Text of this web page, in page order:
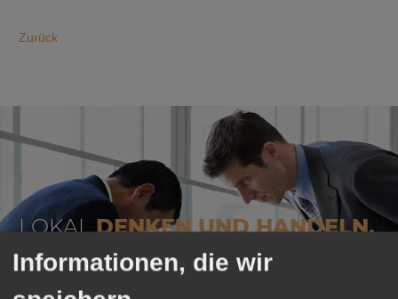
Zurück
LOKALDENKEN UND HANDELN,
UMALS LOKALER ANBIETER
ANGESEHEN ZU WERDEN
Informationen, die wir